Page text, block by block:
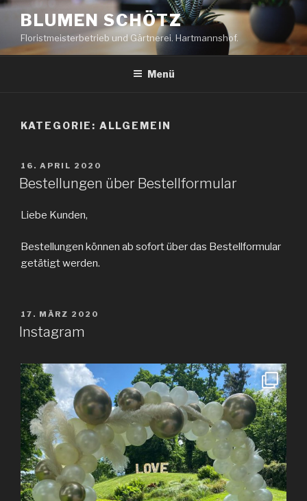
Zum
Inhalt
springen
BLUMEN SCHÖTZ
Floristmeisterbetrieb und Gärtnerei. Hartmannshof.
Menü
KATEGORIE: ALLGEMEIN
VERÖFFENTLICHT
AM
16. APRIL 2020
Bestellungen über Bestellformular
Liebe Kunden,
Bestellungen können ab sofort über das Bestellformular
getätigt werden.
VERÖFFENTLICHT
AM
17. MÄRZ 2020
Instagram